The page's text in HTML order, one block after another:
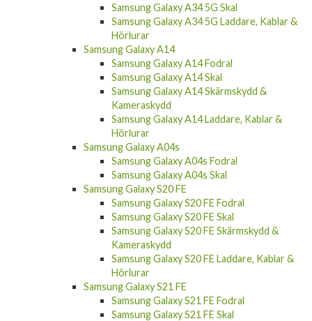
Samsung Galaxy A34 5G Skal
Samsung Galaxy A34 5G Laddare, Kablar &
Hörlurar
Samsung Galaxy A14
Samsung Galaxy A14 Fodral
Samsung Galaxy A14 Skal
Samsung Galaxy A14 Skärmskydd &
Kameraskydd
Samsung Galaxy A14 Laddare, Kablar &
Hörlurar
Samsung Galaxy A04s
Samsung Galaxy A04s Fodral
Samsung Galaxy A04s Skal
Samsung Galaxy S20 FE
Samsung Galaxy S20 FE Fodral
Samsung Galaxy S20 FE Skal
Samsung Galaxy S20 FE Skärmskydd &
Kameraskydd
Samsung Galaxy S20 FE Laddare, Kablar &
Hörlurar
Samsung Galaxy S21 FE
Samsung Galaxy S21 FE Fodral
Samsung Galaxy S21 FE Skal